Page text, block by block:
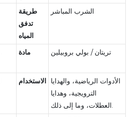
طريقة
تدفق
المياه
الشرب المباشر
مادة تريتان / بولي بروبيلين
الاستخدام الأدوات الرياضية، والهدايا
الترويجية، وهدايا
العطلات، وما إلى ذلك.